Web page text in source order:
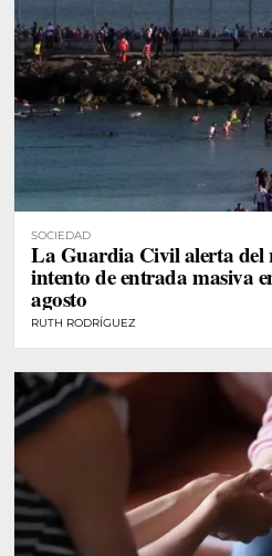
SOCIEDAD
La Guardia Civil alerta del
intento de entrada masiva
agosto
RUTH RODRÍGUEZ